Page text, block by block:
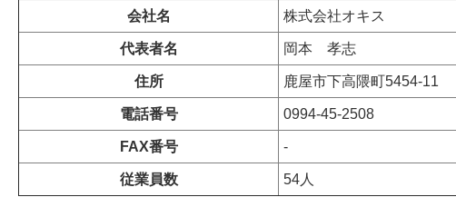
会社名 株式会社オキス
代表者名 岡本 孝志
住所 鹿屋市下高隈町5454-11
電話番号 0994-45-2508
FAX番号 -
従業員数 54人